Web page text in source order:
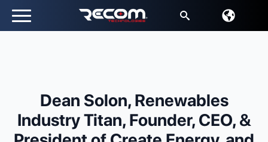
Dean Solon, Renewables
Industry Titan, Founder, CEO, &